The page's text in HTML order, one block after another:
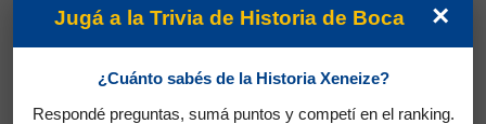
Partidos jugados por Paulo Angelo Valentim
Sasía, José Francisco
×
Jugá a la Trivia de Historia de Boca
¿Cuánto sabés de la Historia Xeneize?
Respondé preguntas, sumá puntos y competí en el ranking.